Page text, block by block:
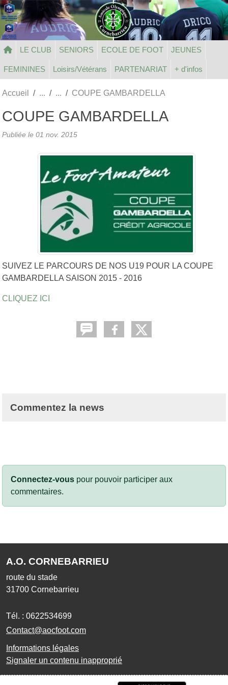
LE CLUB SENIORS ECOLE DE FOOT JEUNES
FEMININES Loisirs/Vétérans PARTENARIAT + d'infos
Accueil COUPE GAMBARDELLA
COUPE GAMBARDELLA
Publiée le 01 nov. 2015
SUIVEZ LE PARCOURS DE NOS U19 POUR LA COUPE
GAMBARDELLA SAISON 2015 - 2016
CLIQUEZ ICI
Commentez la news
Connectez-vous pour pouvoir participer aux
commentaires.
A.O. CORNEBARRIEU
route du stade
31700 Cornebarrieu
Tél. : 0622534699
Contact@aocfoot.com
Informations légales
Signaler un contenu inapproprié
Panneau de gestion des cookies